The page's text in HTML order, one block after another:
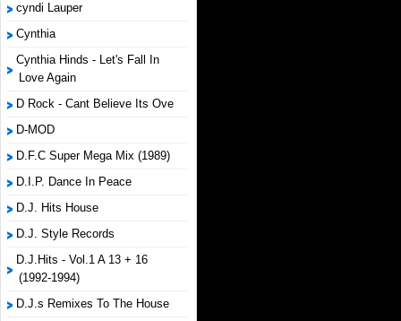
cyndi Lauper
Cynthia
Cynthia Hinds - Let's Fall In
Love Again
D Rock - Cant Believe Its Ove
D-MOD
D.F.C Super Mega Mix (1989)
D.I.P. Dance In Peace
D.J. Hits House
D.J. Style Records
D.J.Hits - Vol.1 A 13 + 16
(1992-1994)
D.J.s Remixes To The House